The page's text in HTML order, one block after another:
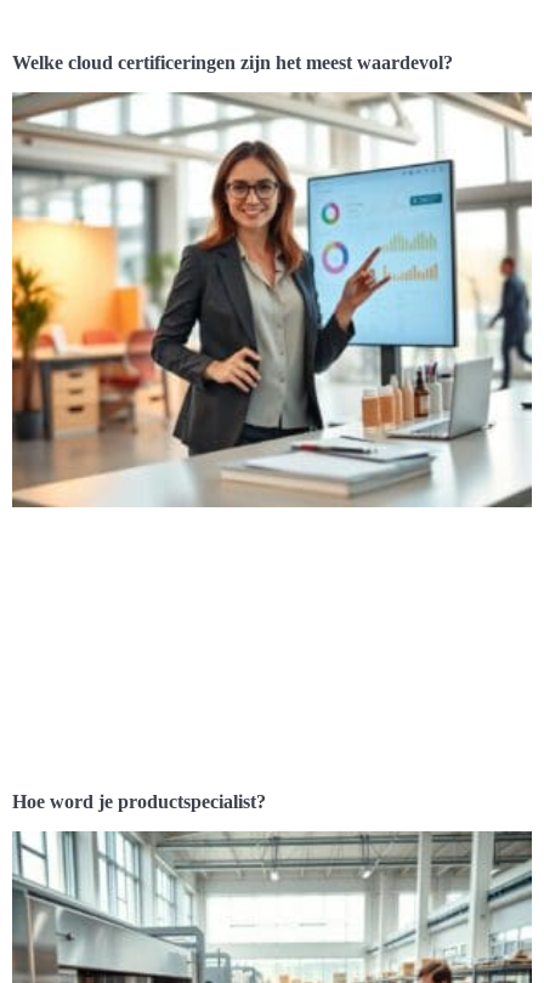
Welke cloud certificeringen zijn het meest waardevol?
Hoe word je productspecialist?